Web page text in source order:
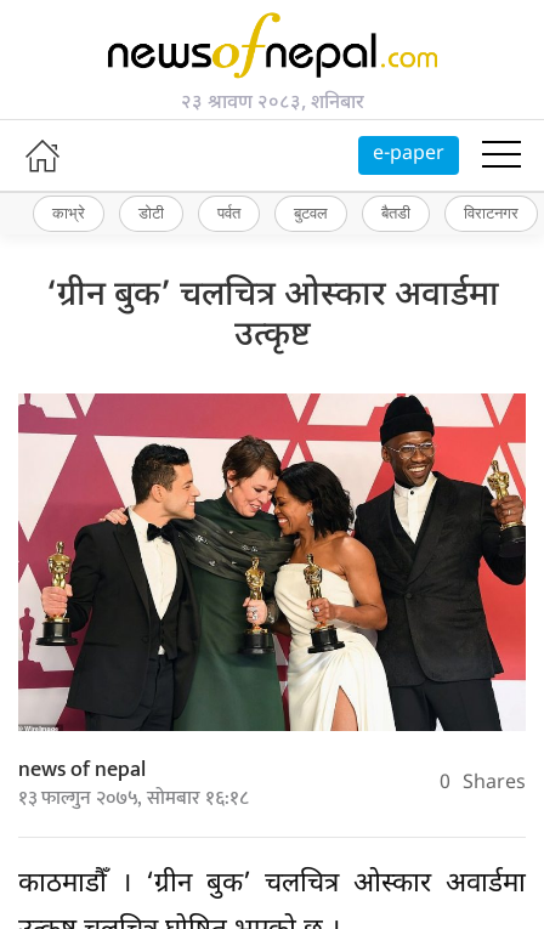
२३ श्रावण २०८३, शनिबार
e-paper
काभ्रे डोटी पर्वत बुटवल बैतडी विराटनगर
‘ग्रीन बुक’ चलचित्र ओस्कार अवार्डमा
उत्कृष्ट
news of nepal
१३ फाल्गुन २०७५, सोमबार १६:१८ 0 Shares
काठमाडौँ । ‘ग्रीन बुक’ चलचित्र ओस्कार अवार्डमा